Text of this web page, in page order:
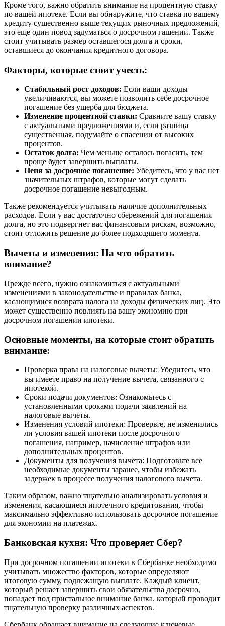
Кроме того, важно обратить внимание на процентную ставку
по вашей ипотеке. Если вы обнаружите, что ставка по вашему
кредиту существенно выше текущих рыночных предложений,
это еще один повод задуматься о досрочном гашении. Также
стоит учитывать размер оставшегося долга и сроки,
оставшиеся до окончания кредитного договора.
Факторы, которые стоит учесть:
Стабильный рост доходов: Если ваши доходы
увеличиваются, вы можете позволить себе досрочное
погашение без ущерба для бюджета.
Изменение процентной ставки: Сравните вашу ставку
с актуальными предложениями и, если разница
существенная, подумайте о спасении от высоких
процентов.
Остаток долга: Чем меньше осталось погасить, тем
проще будет завершить выплаты.
Пеня за досрочное погашение: Убедитесь, что у вас нет
значительных штрафов, которые могут сделать
досрочное погашение невыгодным.
Также рекомендуется учитывать наличие дополнительных
расходов. Если у вас достаточно сбережений для погашения
долга, но это подвергнет вас финансовым рискам, возможно,
стоит отложить решение до более подходящего момента.
Вычеты и изменения: На что обратить
внимание?
Прежде всего, нужно ознакомиться с актуальными
изменениями в законодательстве и правилах банка,
касающимися возврата налога на доходы физических лиц. Это
может существенно повлиять на вашу экономию при
досрочном погашении ипотеки.
Основные моменты, на которые стоит обратить
внимание:
Проверка права на налоговые вычеты: Убедитесь, что
вы имеете право на получение вычета, связанного с
ипотекой.
Сроки подачи документов: Ознакомьтесь с
установленными сроками подачи заявлений на
налоговые вычеты.
Изменения условий ипотеки: Проверьте, не изменились
ли условия вашей ипотеки после досрочного
погашения, например, начисление штрафов или
дополнительных процентов.
Документы для получения вычета: Подготовьте все
необходимые документы заранее, чтобы избежать
задержек в процессе получения налогового вычета.
Таким образом, важно тщательно анализировать условия и
изменения, касающиеся ипотечного кредитования, чтобы
максимально эффективно использовать досрочное погашение
для экономии на платежах.
Банковская кухня: Что проверяет Сбер?
При досрочном погашении ипотеки в Сбербанке необходимо
учитывать множество факторов, которые определяют
итоговую сумму, подлежащую выплате. Каждый клиент,
который решает завершить свои обязательства досрочно,
попадает под пристальное внимание банка, который проводит
тщательную проверку различных аспектов.